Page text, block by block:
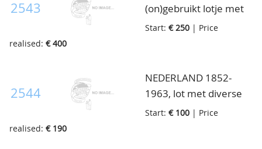
Luchtpost, Dienst etc.,
op albumbladen, in
2543
(on)gebruikt lotje met
betere nummers zoals
ongebruikt en ook
104/105 gebruikt etc.,
hoge cataloguswaarde,
op 2 kaartjes, in map
Start: € 250 | Price
realised: € 400
2544
NEDERLAND 1852-
1963, lot met diverse
betere nummers
Start: € 100 | Price
realised: € 190